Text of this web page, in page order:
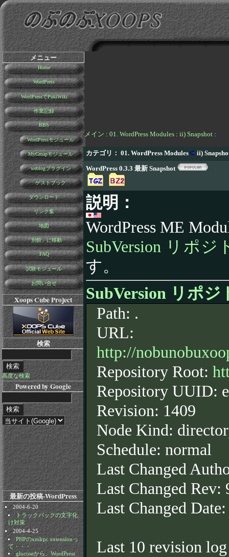
メニュー
Home
WordPress
WordPressでPukiWiki
作業記録
BBS
WordPressモジュール
MyGmapモジュール
weblogプラグイン
ゲストブック
ダウンロード
リンク集
地図
「別館」に移動
FAQ
試験モジュール
お問い合せ
Xoops Cube Project
検索
高度な検索
Powered by Google
最新の投稿-WordPress
2004-6-20
トラックバックの文字化
け対策
2004-4-25
PHPのxmlrpc extensionっ
て・・・
glucoseから、WordPress
メイン : 01. WordPress Modules : ii) Snapshot :
カテゴリ： 01. WordPress Modules
ii)
WordPress 0.3.3 最新 Snapshot
説明：
WordPress ME
SubVersion リポジ
す。
SubVersion リポジ
Path: .
URL:
http://
Repository Root:
Repository UUID:
Revision: 1409
Node Kind:
Schedule: normal
Last Changed
Last Changed Rev:
Last Changed
Last 10 revision log